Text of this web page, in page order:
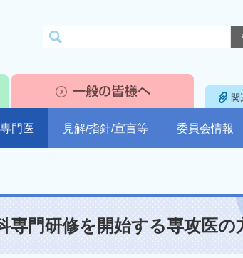
門医 見解/指針/宣言等 委員会情報
専門研修を開始する専攻医の